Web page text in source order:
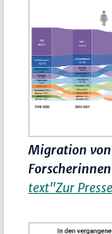
Migration
text"Zur